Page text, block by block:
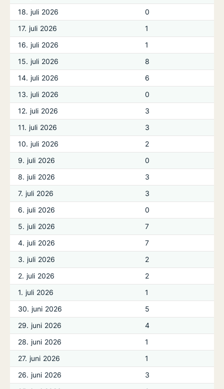
18. juli 2026
0
17. juli 2026
1
16. juli 2026
1
15. juli 2026
8
14. juli 2026
6
13. juli 2026
0
12. juli 2026
3
11. juli 2026
3
10. juli 2026
2
9. juli 2026
0
8. juli 2026
3
7. juli 2026
3
6. juli 2026
0
5. juli 2026
7
4. juli 2026
7
3. juli 2026
2
2. juli 2026
2
1. juli 2026
1
30. juni 2026
5
29. juni 2026
4
28. juni 2026
1
27. juni 2026
1
26. juni 2026
3